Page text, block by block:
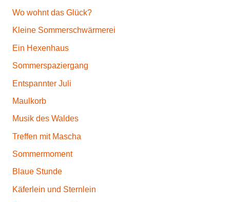
Wo wohnt das Glück?
Kleine Sommerschwärmerei
Ein Hexenhaus
Sommerspaziergang
Entspannter Juli
Maulkorb
Musik des Waldes
Treffen mit Mascha
Sommermoment
Blaue Stunde
Käferlein und Sternlein